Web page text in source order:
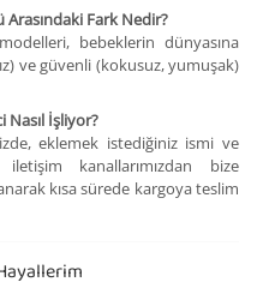
Arasındaki Fark Nedir?
modelleri, bebeklerin dünyasına
ve güvenli (kokusuz, yumuşak)
Nasıl İşliyor?
eklemek istediğiniz ismi ve
kanallarımızdan bize
kısa sürede kargoya teslim